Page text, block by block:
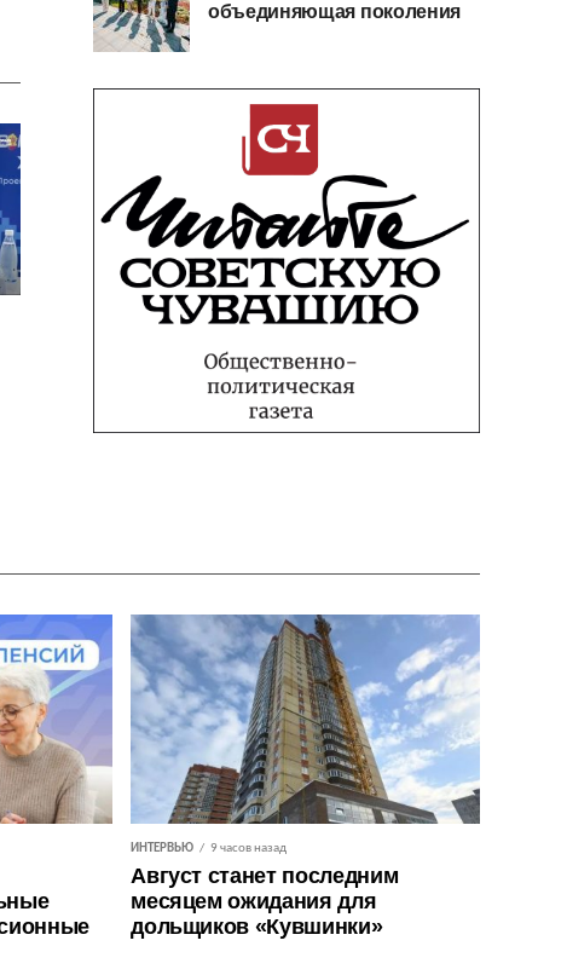
объединяющая поколения
ИНТЕРВЬЮ 9 часов назад
Август станет последним
месяцем ожидания для
дольщиков «Кувшинки»